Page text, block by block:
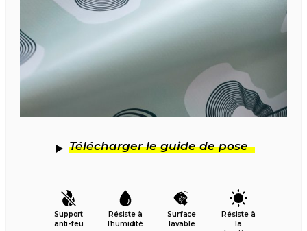
Télécharger le guide de pose
Support
anti-feu
Résiste à
l’humidité
Surface
lavable
Résiste à
la